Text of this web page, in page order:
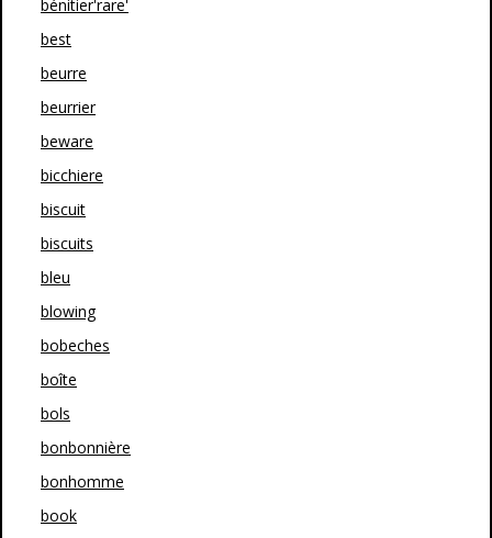
bénitier'rare'
best
beurre
beurrier
beware
bicchiere
biscuit
biscuits
bleu
blowing
bobeches
boîte
bols
bonbonnière
bonhomme
book